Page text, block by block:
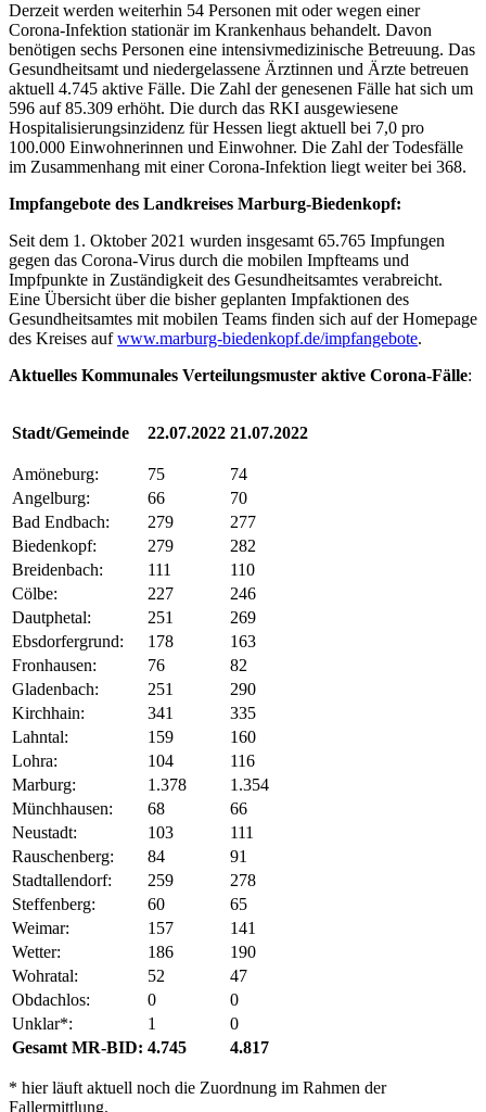
Derzeit werden weiterhin 54 Personen mit oder wegen einer
Corona-Infektion stationär im Krankenhaus behandelt. Davon
benötigen sechs Personen eine intensivmedizinische Betreuung. Das
Gesundheitsamt und niedergelassene Ärztinnen und Ärzte betreuen
aktuell 4.745 aktive Fälle. Die Zahl der genesenen Fälle hat sich um
596 auf 85.309 erhöht. Die durch das RKI ausgewiesene
Hospitalisierungsinzidenz für Hessen liegt aktuell bei 7,0 pro
100.000 Einwohnerinnen und Einwohner. Die Zahl der Todesfälle
im Zusammenhang mit einer Corona-Infektion liegt weiter bei 368.
Impfangebote des Landkreises Marburg-Biedenkopf:
Seit dem 1. Oktober 2021 wurden insgesamt 65.765 Impfungen
gegen das Corona-Virus durch die mobilen Impfteams und
Impfpunkte in Zuständigkeit des Gesundheitsamtes verabreicht.
Eine Übersicht über die bisher geplanten Impfaktionen des
Gesundheitsamtes mit mobilen Teams finden sich auf der Homepage
des Kreises aufwww.marburg-biedenkopf.de/impfangebote.
Aktuelles Kommunales Verteilungsmuster aktive Corona-Fälle:
Stadt/Gemeinde 22.07.2022 21.07.2022
Amöneburg: 75
74
Angelburg:
66
70
Bad Endbach:
279
277
Biedenkopf:
279
282
Breidenbach:
111
110
Cölbe:
227
246
Dautphetal:
251
269
Ebsdorfergrund:
178
163
Fronhausen:
76
82
Gladenbach:
251
290
Kirchhain:
341
335
Lahntal:
159
160
Lohra:
104
116
Marburg:
1.378
1.354
Münchhausen:
68
66
Neustadt:
103
111
Rauschenberg:
84
91
Stadtallendorf:
259
278
Steffenberg:
60
65
Weimar:
157
141
Wetter:
186
190
Wohratal:
52
47
Obdachlos:
0
0
Unklar*:
1
0
Gesamt MR-BID: 4.745 4.817
* hier läuft aktuell noch die Zuordnung im Rahmen der
Fallermittlung.